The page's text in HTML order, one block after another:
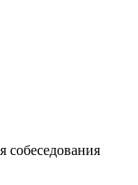
собеседования